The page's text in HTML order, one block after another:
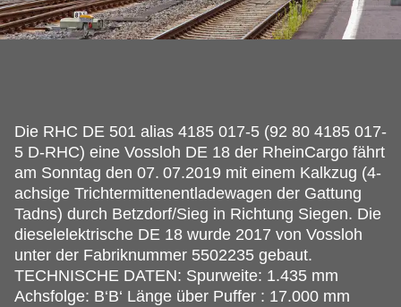
Die RHC DE 501 alias 4185 017-5 (92 80 4185 017-
5 D-RHC) eine Vossloh DE 18 der RheinCargo fährt
am Sonntag den 07. 07.2019 mit einem Kalkzug (4-
achsige Trichtermittenentladewagen der Gattung
Tadns) durch Betzdorf/Sieg in Richtung Siegen. Die
dieselelektrische DE 18 wurde 2017 von Vossloh
unter der Fabriknummer 5502235 gebaut.
TECHNISCHE DATEN: Spurweite: 1.435 mm
Achsfolge: B‘B‘ Länge über Puffer : 17.000 mm